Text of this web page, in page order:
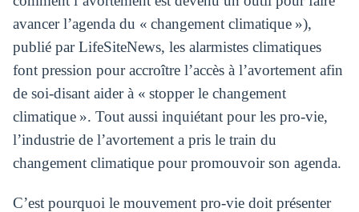
avancer l’agenda du « changement climatique »),
publié par LifeSiteNews, les alarmistes climatiques
font pression pour accroître l’accès à l’avortement afin
de soi-disant aider à « stopper le changement
climatique ». Tout aussi inquiétant pour les pro-vie,
l’industrie de l’avortement a pris le train du
changement climatique pour promouvoir son agenda.
C’est pourquoi le mouvement pro-vie doit présenter